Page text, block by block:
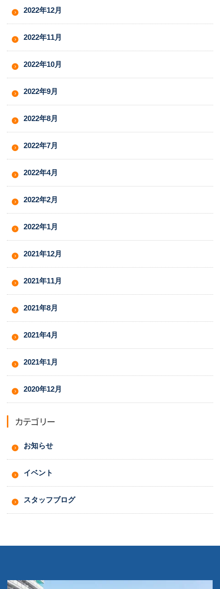
2022年12月
2022年11月
2022年10月
2022年9月
2022年8月
2022年7月
2022年4月
2022年2月
2022年1月
2021年12月
2021年11月
2021年8月
2021年4月
2021年1月
2020年12月
カテゴリー
お知らせ
イベント
スタッフブログ